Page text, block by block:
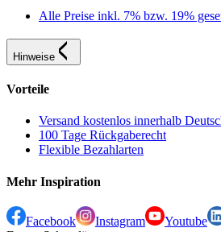
Alle Preise inkl. 7% bzw. 19%
Hinweise
Vorteile
Versand kostenlos innerhalb
100 Tage Rückgaberecht
Flexible Bezahlarten
Mehr Inspiration
Facebook Instagram Youtube